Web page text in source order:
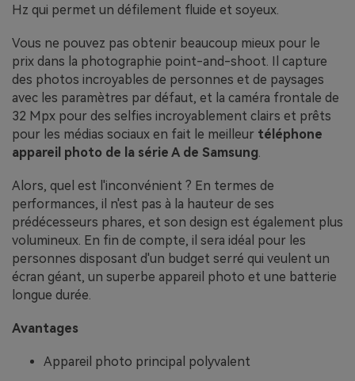
Hz qui permet un défilement fluide et soyeux.
Vous ne pouvez pas obtenir beaucoup mieux pour le
prix dans la photographie point-and-shoot. Il capture
des photos incroyables de personnes et de paysages
avec les paramètres par défaut, et la caméra frontale de
32 Mpx pour des selfies incroyablement clairs et prêts
pour les médias sociaux en fait le meilleur téléphone
appareil photo de la série A de Samsung.
Alors, quel est l'inconvénient ? En termes de
performances, il n'est pas à la hauteur de ses
prédécesseurs phares, et son design est également plus
volumineux. En fin de compte, il sera idéal pour les
personnes disposant d'un budget serré qui veulent un
écran géant, un superbe appareil photo et une batterie
longue durée.
Avantages
Appareil photo principal polyvalent